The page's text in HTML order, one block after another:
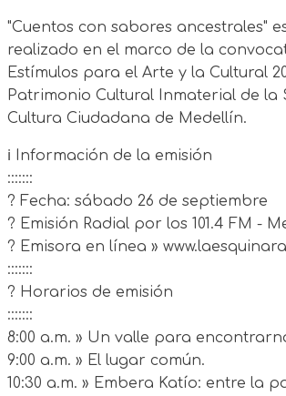
"Cuentos con sabores ancestrales"
realizado en el marco de la
Estímulos para el Arte y la Cultural
Patrimonio Cultural Inmaterial de la
Cultura Ciudadana de Medellín.
ℹ️ Información de la emisión
:::::::
? Fecha: sábado 26 de septiembre
? Emisión Radial por los 101.4 FM -
? Emisora en línea »
:::::::
? Horarios de emisión
:::::::
8:00 a.m. » Un valle para
9:00 a.m. » El lugar común.
10:30 a.m. » Embera Katío: entre la